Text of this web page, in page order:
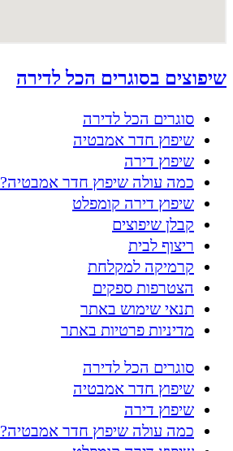
שיפוצים בסוגרים הכל לדירה
סוגרים הכל לדירה
שיפוץ חדר אמבטיה
שיפוץ דירה
כמה עולה שיפוץ חדר אמבטיה?
שיפוץ דירה קומפלט
קבלן שיפוצים
ריצוף לבית
קרמיקה למקלחת
הצטרפות ספקים
תנאי שימוש באתר
מדיניות פרטיות באתר
סוגרים הכל לדירה
שיפוץ חדר אמבטיה
שיפוץ דירה
כמה עולה שיפוץ חדר אמבטיה?